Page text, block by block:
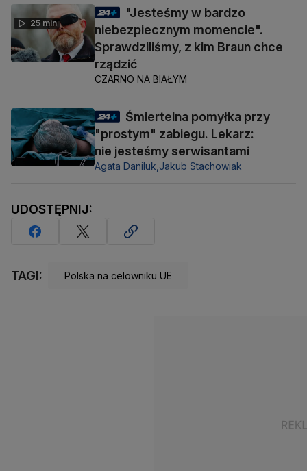
25 min
"Jesteśmy w bardzo
niebezpiecznym momencie".
Sprawdziliśmy, z kim Braun chce
rządzić
CZARNO NA BIAŁYM
Śmiertelna pomyłka przy
"prostym" zabiegu. Lekarz:
nie jesteśmy serwisantami
Agata Daniluk, Jakub Stachowiak
UDOSTĘPNIJ:
TAGI: Polska na celowniku UE